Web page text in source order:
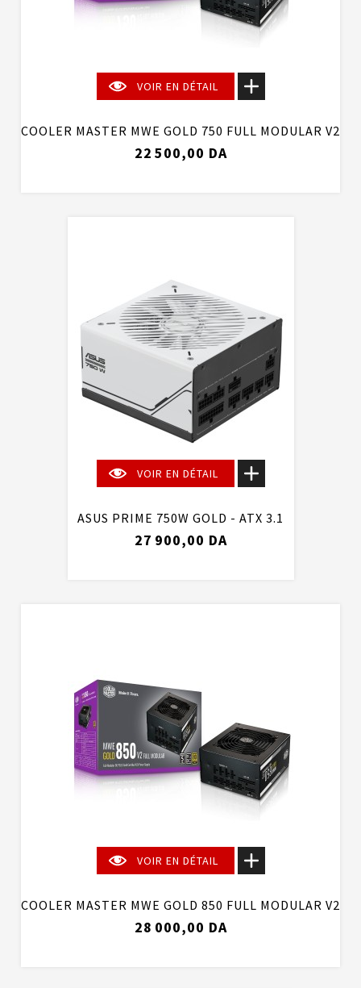
VOIR EN DÉTAIL
COOLER MASTER MWE GOLD 750 FULL MODULAR V2
22 500,00 DA
VOIR EN DÉTAIL
ASUS PRIME 750W GOLD - ATX 3.1
27 900,00 DA
VOIR EN DÉTAIL
COOLER MASTER MWE GOLD 850 FULL MODULAR V2
28 000,00 DA